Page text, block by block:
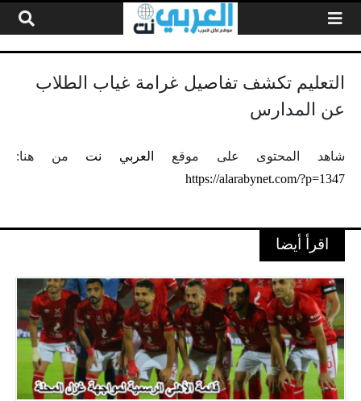
التعليم تكشف تفاصيل غرامة غياب الطلاب
عن المدارس
شاهد المحتوى على موقع العربي نت من هنا:
https://alarabynet.com/?p=1347
اقرأ أيضا